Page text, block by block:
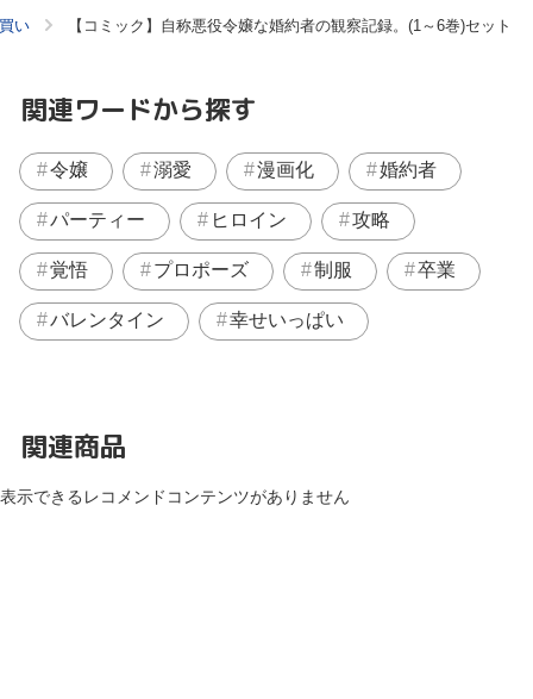
い 【コミック】自称悪役令嬢な婚約者の観察記録。(1～6巻)セット
関連ワードから探す
令嬢 溺愛 漫画化 婚約者
パーティー ヒロイン 攻略
覚悟 プロポーズ 制服 卒業
バレンタイン 幸せいっぱい
関連商品
表示できるレコメンドコンテンツがありません